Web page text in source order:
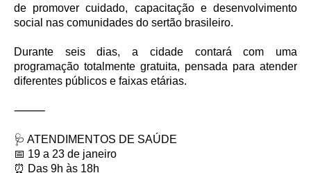
de promover cuidado, capacitação e desenvolvimento
social nas comunidades do sertão brasileiro.
Durante seis dias, a cidade contará com uma
programação totalmente gratuita, pensada para atender
diferentes públicos e faixas etárias.
⸻
🩺 ATENDIMENTOS DE SAÚDE
📅 19 a 23 de janeiro
⏰ Das 9h às 18h